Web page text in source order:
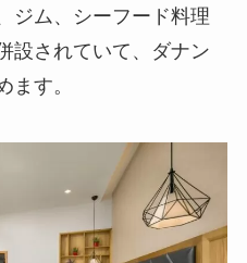
ジム、シーフード料理
設されていて、ダナン
ます。